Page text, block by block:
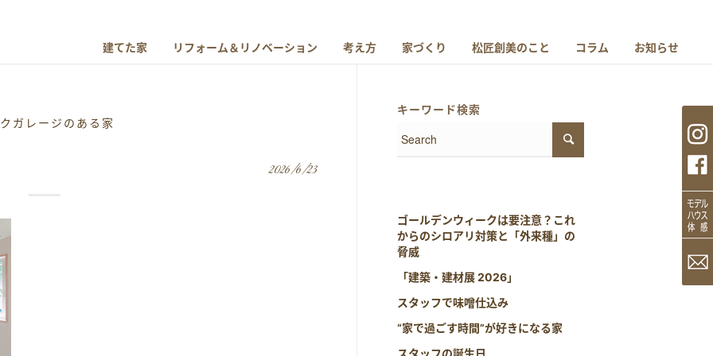
建てた家 リフォーム＆リノベーション 考え方 家づくり 松匠創美のこと コラム お知らせ
ガレージのある家
2026/6/23
キーワード検索
ゴールデンウィークは要注意？これ
からのシロアリ対策と「外来種」の
脅威
「建築・建材展 2026」
スタッフで味噌仕込み
“家で過ごす時間”が好きになる家
スタッフの誕生日